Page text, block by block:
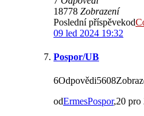
18778 Zobrazení
Poslední příspěvekod
09 led 2024 19:32
Pospor/UB
odErmesPospor,20 pro